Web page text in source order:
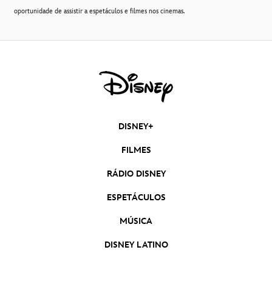
oportunidade de assistir a espetáculos e filmes nos cinemas.
DISNEY+
FILMES
RÁDIO DISNEY
ESPETÁCULOS
MÚSICA
DISNEY LATINO